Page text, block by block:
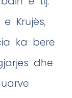
Krujës,
ka bërë
dhe